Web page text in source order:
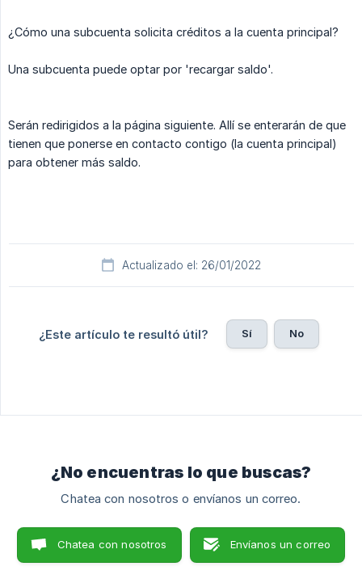
¿Cómo una subcuenta solicita créditos a la cuenta principal?
Una subcuenta puede optar por 'recargar saldo'.
Serán redirigidos a la página siguiente. Allí se enterarán de que
tienen que ponerse en contacto contigo (la cuenta principal)
para obtener más saldo.
Actualizado el: 26/01/2022
¿Este artículo te resultó útil? Sí No
¿No encuentras lo que buscas?
Chatea con nosotros o envíanos un correo.
Chatea con nosotros Envíanos un correo